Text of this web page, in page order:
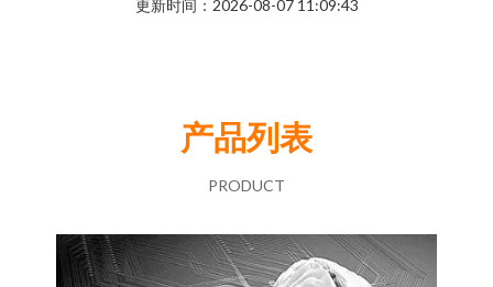
更新时间：2026-08-07 11:09:43
产品列表
PRODUCT